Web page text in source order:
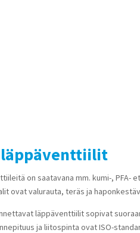
läppäventtiilit
on saatavana mm. kumi-, PFA-
ovat valurauta, teräs ja
läppäventtiilit sopivat
ja liitospinta ovat ISO-